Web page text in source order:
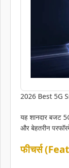
2026 Best 5G
यह शानदार बजट
और बेहतरीन
फीचर्स